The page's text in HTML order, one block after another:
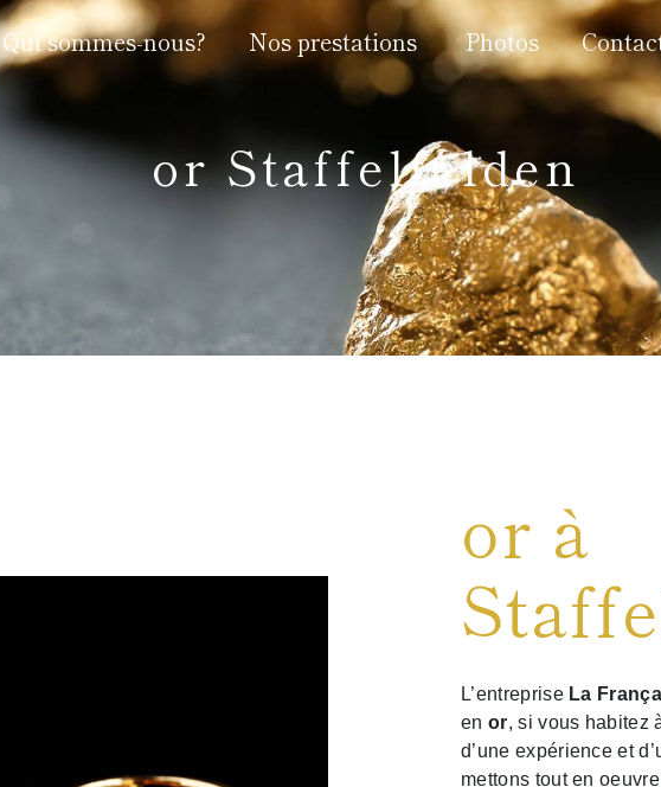
Qui sommes-nous? Nos prestations Photos
or Staffelfelden
or à
L’entreprise La
en or, si vous habitez
d’une expérience et
mettons tout en